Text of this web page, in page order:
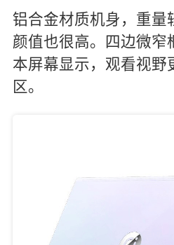
铝合金材质机身，重量
颜值也很高。四边微窄
本屏幕显示，观看视野
区。